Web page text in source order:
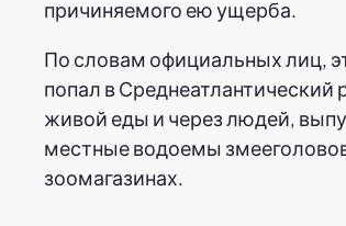
причиняемого ею ущерба.
По словам официальных лиц,
попал в Среднеатлантический
живой еды и через людей,
местные водоемы
зоомагазинах.